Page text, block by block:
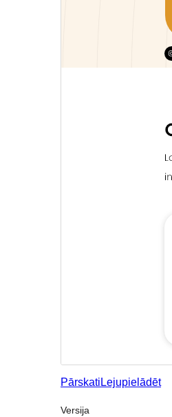
Pārskati Lejupielādēt
Versija